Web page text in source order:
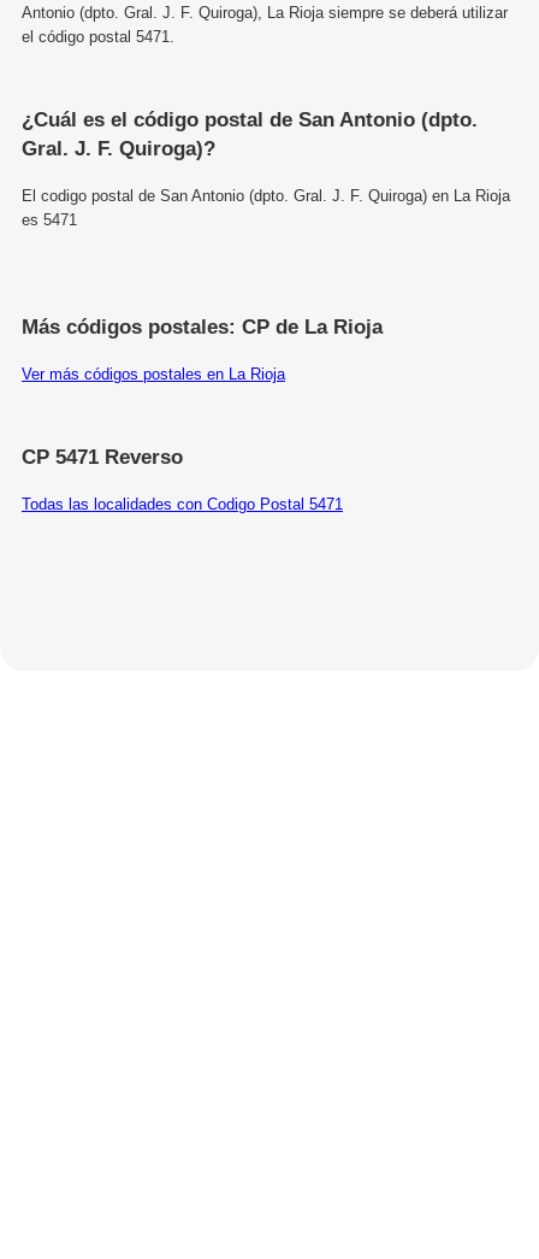
Antonio (dpto. Gral. J. F. Quiroga), La Rioja siempre se deberá utilizar
el código postal 5471.
¿Cuál es el código postal de San Antonio (dpto.
Gral. J. F. Quiroga)?
El codigo postal de San Antonio (dpto. Gral. J. F. Quiroga) en La Rioja
es 5471
Más códigos postales: CP de La Rioja
Ver más códigos postales en La Rioja
CP 5471 Reverso
Todas las localidades con Codigo Postal 5471